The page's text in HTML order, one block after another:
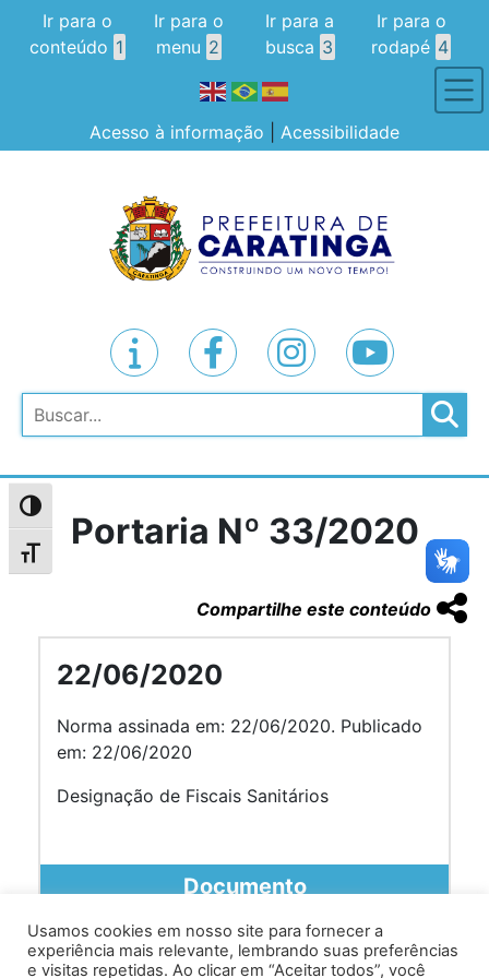
Alternar alto contraste
Alternar tamanho da fonte
Ir para o
conteúdo 1
Ir para o
menu 2
Ir para a
busca 3
Ir para o
rodapé 4
Acesso à informação Acessibilidade
Pesquisar
Portaria Nº 33/2020
Compartilhe este conteúdo
22/06/2020
Norma assinada em: 22/06/2020. Publicado
em: 22/06/2020
Designação de Fiscais Sanitários
Documento
Usamos cookies em nosso site para fornecer a
experiência mais relevante, lembrando suas preferências
e visitas repetidas. Ao clicar em “Aceitar todos”, você